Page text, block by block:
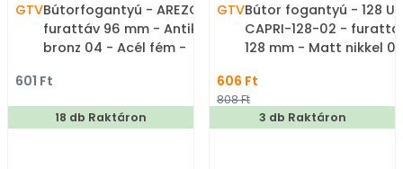
GTVBútorfogantyú - AREZO -
furattáv 96 mm - Antik
bronz 04 - Acél fém -
fém bútorfogantyú
601 Ft
18 db Raktáron
GTVBútor fogantyú - 128
CAPRI-128-02 -
128 mm - Matt nikkel
Több méretben
fém bútorfogantyú
606 Ft
808 Ft
3 db Raktáron